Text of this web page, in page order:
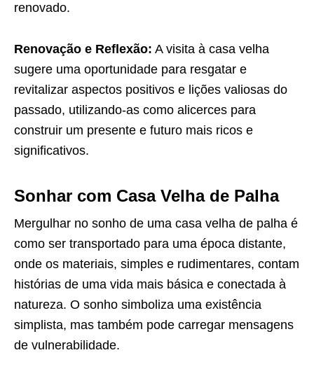
renovado.
Renovação e Reflexão: A visita à casa velha
sugere uma oportunidade para resgatar e
revitalizar aspectos positivos e lições valiosas do
passado, utilizando-as como alicerces para
construir um presente e futuro mais ricos e
significativos.
Sonhar com Casa Velha de Palha
Mergulhar no sonho de uma casa velha de palha é
como ser transportado para uma época distante,
onde os materiais, simples e rudimentares, contam
histórias de uma vida mais básica e conectada à
natureza. O sonho simboliza uma existência
simplista, mas também pode carregar mensagens
de vulnerabilidade.